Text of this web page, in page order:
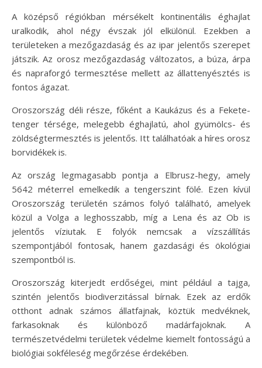
A középső régiókban mérsékelt kontinentális éghajlat
uralkodik, ahol négy évszak jól elkülönül. Ezekben a
területeken a mezőgazdaság és az ipar jelentős szerepet
játszik. Az orosz mezőgazdaság változatos, a búza, árpa
és napraforgó termesztése mellett az állattenyésztés is
fontos ágazat.
Oroszország déli része, főként a Kaukázus és a Fekete-
tenger térsége, melegebb éghajlatú, ahol gyümölcs- és
zöldségtermesztés is jelentős. Itt találhatóak a híres orosz
borvidékek is.
Az ország legmagasabb pontja a Elbrusz-hegy, amely
5642 méterrel emelkedik a tengerszint fölé. Ezen kívül
Oroszország területén számos folyó található, amelyek
közül a Volga a leghosszabb, míg a Lena és az Ob is
jelentős víziutak. E folyók nemcsak a vízszállítás
szempontjából fontosak, hanem gazdasági és ökológiai
szempontból is.
Oroszország kiterjedt erdőségei, mint például a tajga,
szintén jelentős biodiverzitással bírnak. Ezek az erdők
otthont adnak számos állatfajnak, köztük medvéknek,
farkasoknak és különböző madárfajoknak. A
természetvédelmi területek védelme kiemelt fontosságú a
biológiai sokféleség megőrzése érdekében.